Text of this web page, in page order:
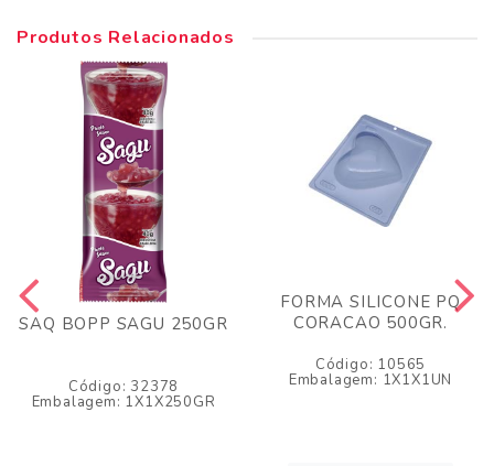
Produtos Relacionados
SAQ BOPP SAGU 250GR
Código: 32378
Embalagem: 1X1X250GR
FORMA SILICONE PQ
CORACAO 500GR.
Código: 10565
Embalagem: 1X1X1UN